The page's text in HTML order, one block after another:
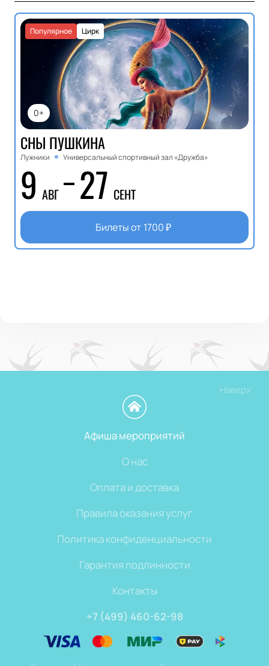
0+
Цирк
Популярное
СНЫ ПУШКИНА
Лужники Универсальный спортивный зал «Дружба»
9 АВГ 27 СЕНТ
Билеты от 1700₽
Наверх
Афиша мероприятий
О нас
Оплата и доставка
Правила оказания услуг
Политика конфиденциальности
Гарантия подлинности
Контакты
+7 (499) 460-62-98